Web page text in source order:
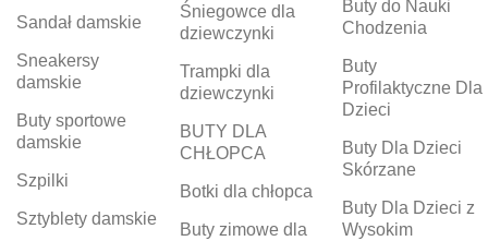
Sandał damskie
Sneakersy
damskie
Buty sportowe
damskie
Szpilki
Sztyblety damskie
Śniegowce dla
dziewczynki
Trampki dla
dziewczynki
BUTY DLA
CHŁOPCA
Botki dla chłopca
Buty zimowe dla
Buty do Nauki
Chodzenia
Buty
Profilaktyczne Dla
Dzieci
Buty Dla Dzieci
Skórzane
Buty Dla Dzieci z
Wysokim